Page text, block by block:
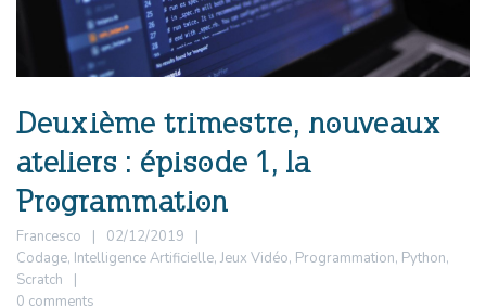
Deuxième trimestre, nouveaux
ateliers : épisode 1, la
Programmation
Francesco
02/12/2019
Codage, Intelligence Artificielle, Jeux Vidéo, Programmation, Python,
Scratch
0 comments